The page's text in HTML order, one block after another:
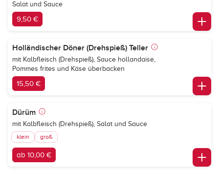
Salat und Sauce
9,50 €
Holländischer Döner (Drehspieß) Teller
mit Kalbfleisch (Drehspieß), Sauce hollandaise,
Pommes frites und Käse überbacken
15,50 €
Dürüm
mit Kalbfleisch (Drehspieß), Salat und Sauce
klein groß
ab 10,00 €